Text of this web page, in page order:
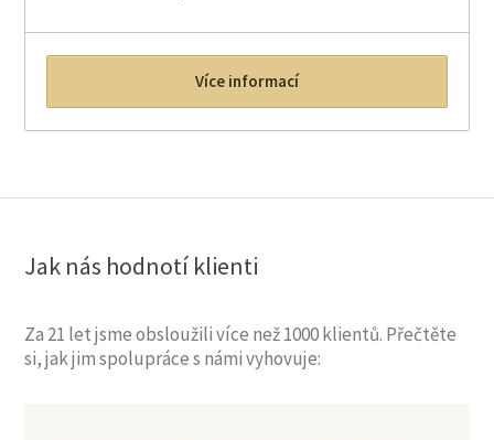
Více informací
Jak nás hodnotí klienti
Za 21 let jsme obsloužili více než 1000 klientů. Přečtěte
si, jak jim spolupráce s námi vyhovuje: